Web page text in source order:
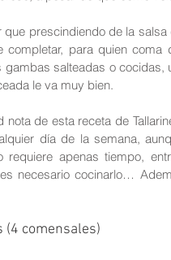
que prescindiendo de la
completar, para quien
gambas salteadas o
le va muy bien.
nota de esta receta de
día de la semana,
requiere apenas tiempo,
necesario cocinarlo…
(4 comensales)